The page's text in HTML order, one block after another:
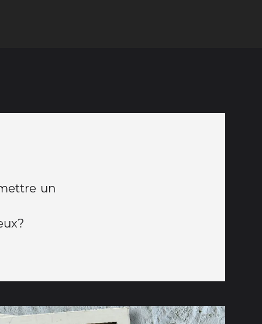
un